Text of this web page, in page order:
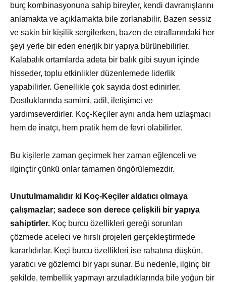
burç kombinasyonuna sahip bireyler, kendi davranışlarını
anlamakta ve açıklamakta bile zorlanabilir. Bazen sessiz
ve sakin bir kişilik sergilerken, bazen de etraflarındaki her
şeyi yerle bir eden enerjik bir yapıya bürünebilirler.
Kalabalık ortamlarda adeta bir balık gibi suyun içinde
hisseder, toplu etkinlikler düzenlemede liderlik
yapabilirler. Genellikle çok sayıda dost edinirler.
Dostluklarında samimi, adil, iletişimci ve
yardımseverdirler. Koç-Keçiler aynı anda hem uzlaşmacı
hem de inatçı, hem pratik hem de fevri olabilirler.
Bu kişilerle zaman geçirmek her zaman eğlenceli ve
ilginçtir çünkü onlar tamamen öngörülemezdir.
Unutulmamalıdır ki Koç-Keçiler aldatıcı olmaya
çalışmazlar; sadece son derece çelişkili bir yapıya
sahiptirler. Koç burcu özellikleri gereği sorunları
çözmede aceleci ve hırslı projeleri gerçekleştirmede
kararlıdırlar. Keçi burcu özellikleri ise rahatına düşkün,
yaratıcı ve gözlemci bir yapı sunar. Bu nedenle, ilginç bir
şekilde, tembellik yapmayı arzuladıklarında bile yoğun bir